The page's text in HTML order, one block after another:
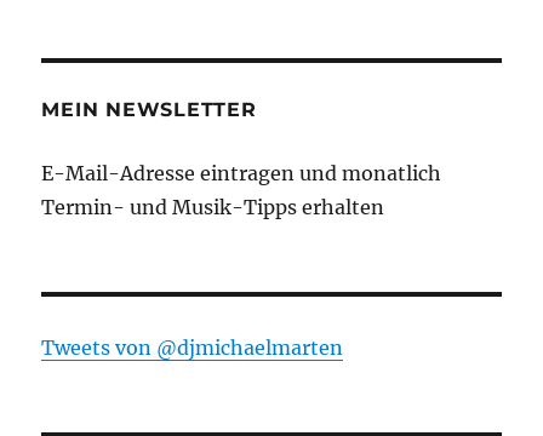
MEIN NEWSLETTER
E-Mail-Adresse eintragen und monatlich
Termin- und Musik-Tipps erhalten
Tweets von ‎@djmichaelmarten